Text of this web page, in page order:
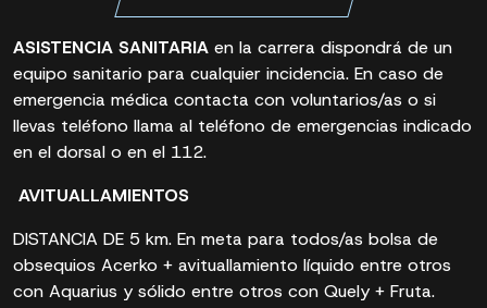
ASISTENCIA SANITARIA en la carrera dispondrá de un
equipo sanitario para cualquier incidencia. En caso de
emergencia médica contacta con voluntarios/as o si
llevas teléfono llama al teléfono de emergencias indicado
en el dorsal o en el 112.
AVITUALLAMIENTOS
DISTANCIA DE 5 km. En meta para todos/as bolsa de
obsequios Acerko + avituallamiento líquido entre otros
con Aquarius y sólido entre otros con Quely + Fruta.